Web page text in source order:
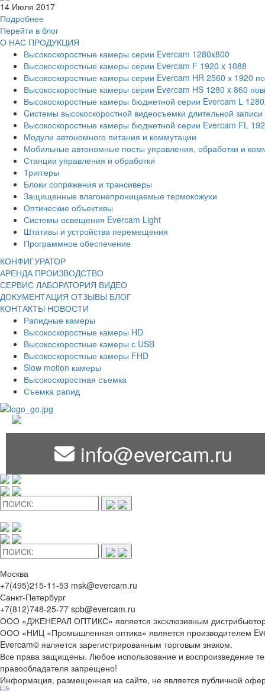
14 Июля 2017
Подробнее
Перейти в блог
О НАС ПРОДУКЦИЯ
Высокоскоростные камеры серии Evercam 1280x800
Высокоскоростные камеры серии Evercam F 1920 x 1088
Высокоскоростные камеры серии Evercam HR 2560 х 1920
Высокоскоростные камеры серии Evercam HS 1280 x 860
Высокоскоростные камеры бюджетной серии Evercam L
Cистемы высокоскоростной видеосъемки длительной
Высокоскоростные камеры бюджетной серии Evercam FL
Модули автономного питания и коммутации
Мобильные автономные посты управления, обработки и
Станции управления и обработки
Триггеры
Блоки сопряжения и трансиверы
Защищенные влагонепроницаемые термокожухи
Оптические объективы
Системы освещения Evercam Light
Штативы и устройства перемещения
Программное обеспечение
КОНФИГУРАТОР
АРЕНДА ПРОИЗВОДСТВО
СЕРВИС ЛАБОРАТОРИЯ ВИДЕО
ДОКУМЕНТАЦИЯ ОТЗЫВЫ БЛОГ
КОНТАКТЫ НОВОСТИ
Рапидные камеры
Высокоскоростные камеры HD
Высокоскоростные камеры с USB
Высокоскоростные камеры FHD
Slow motion камеры
Высокоскоростная съемка
Съемка рапид
info@evercam.ru
Москва
+7(495)215-11-53 msk@evercam.ru
Санкт-Петербург
+7(812)748-25-77 spb@evercam.ru
ООО «ДЖЕНЕРАЛ ОПТИКС» является эксклюзивным
ООО «НИЦ «Промышленная оптика» является производителем
Evercam© является зарегистрированным торговым знаком.
Все права защищены. Любое использование и воспроизведение
правообладателя запрещено!
Информация, размещенная на сайте, не является публичной